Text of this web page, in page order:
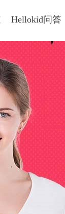
Hellokid问答